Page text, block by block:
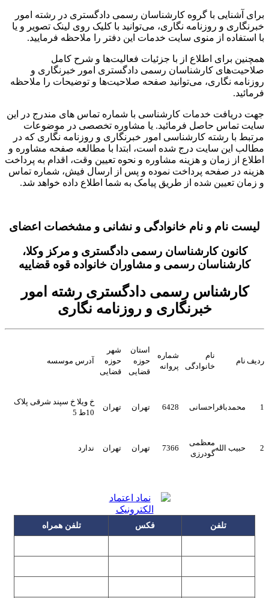
برای آشنایی با گروه کارشناسان رسمی دادگستری در رشته امور
خبرنگاری و روزنامه نگاری، می‌توانید با کلیک روی لینک تصویر و یا
با استفاده از منوی سایت خدمات این دفتر را ملاحظه فرمایید.
همچنین برای اطلاع از با جزئیات فعالیت‌‌ها و شرح کامل
صلاحیت‌های کارشناسان رسمی دادگستری امور خبرنگاری و
روزنامه نگاری، می‌توانید صفحه صلاحیت‌ها و توضیحات را ملاحظه
فرمائید.
جهت دریافت خدمات کارشناسی با شماره تماس های مندرج در این
سایت تماس حاصل فرمائید. یا مشاوره تخصصی در موضوعات
مرتبط با رشته کارشناسی امور خبرنگاری و روزنامه نگاری که در
مطالب این سایت درج شده است، ابتدا با مطالعه صفحه مشاوره و
اطلاع از زمان و هزینه مشاوره و نحوه تعیین وقت، اقدام به پرداخت
هزینه در صفحه پرداخت نموده و پس از ارسال فیش، شماره تماس
و زمان تعیین شده از طریق پیامک به شما اطلاع داده خواهد شد.
لیست نام و نام خانوادگی و نشانی و مشخصات اعضای
کانون کارشناسان رسمی دادگستری و مرکز وکلا،
کارشناسان رسمی و مشاوران خانواده قوه قضاییه
کارشناس رسمی دادگستری رشته امور
خبرنگاری و روزنامه نگاری
ردیف نام
نام
خانوادگی
شماره
پروانه
استان
حوزه
قضایی
شهر
حوزه
قضایی
آدرس موسسه
1 محمدباقر احسانی 6428 تهران تهران
خ ویلا خ سپند شرقی پلاک
10ط 5
2 حبیب الله
معظمی
گودرزی
7366 تهران تهران ندارد
تلفن فکس تلفن همراه